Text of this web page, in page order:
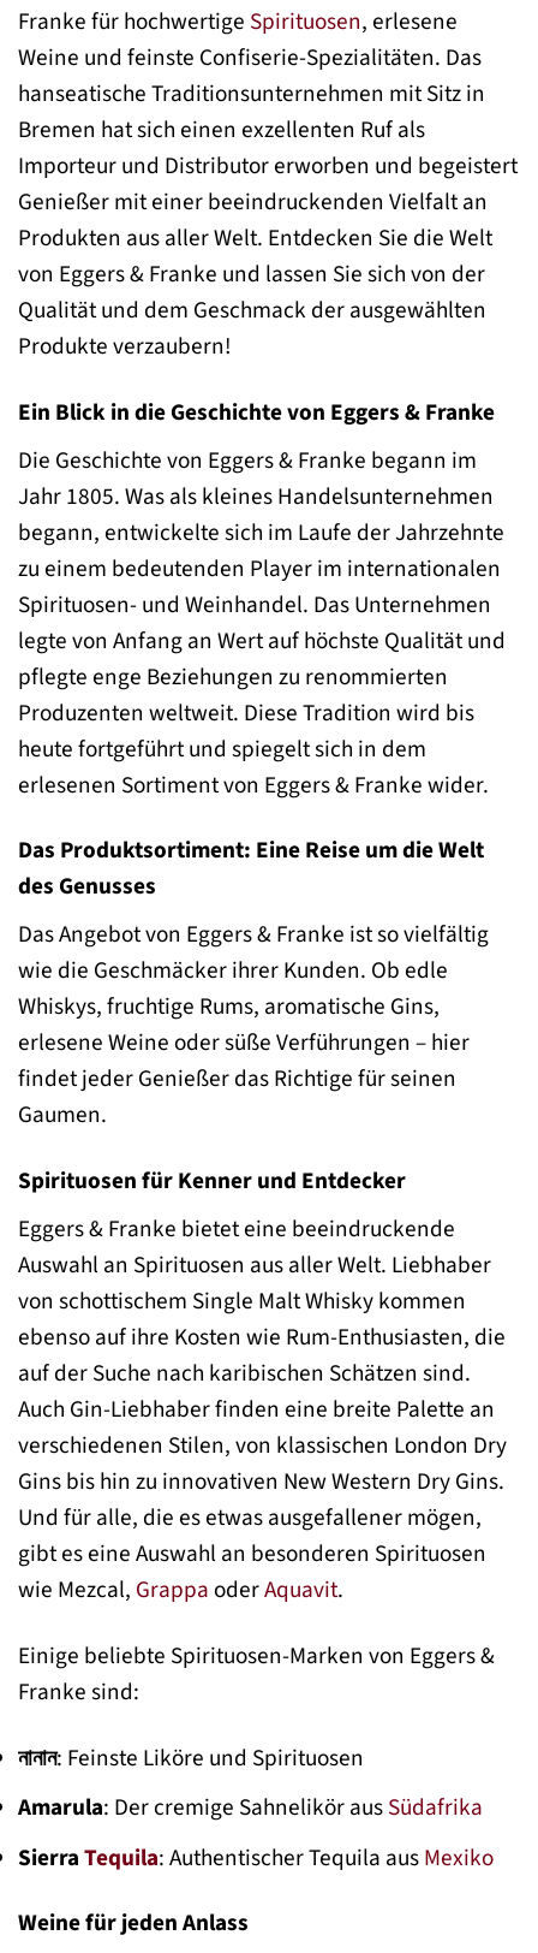
Franke für hochwertige Spirituosen, erlesene
Weine und feinste Confiserie-Spezialitäten. Das
hanseatische Traditionsunternehmen mit Sitz in
Bremen hat sich einen exzellenten Ruf als
Importeur und Distributor erworben und begeistert
Genießer mit einer beeindruckenden Vielfalt an
Produkten aus aller Welt. Entdecken Sie die Welt
von Eggers & Franke und lassen Sie sich von der
Qualität und dem Geschmack der ausgewählten
Produkte verzaubern!
Ein Blick in die Geschichte von Eggers & Franke
Die Geschichte von Eggers & Franke begann im
Jahr 1805. Was als kleines Handelsunternehmen
begann, entwickelte sich im Laufe der Jahrzehnte
zu einem bedeutenden Player im internationalen
Spirituosen- und Weinhandel. Das Unternehmen
legte von Anfang an Wert auf höchste Qualität und
pflegte enge Beziehungen zu renommierten
Produzenten weltweit. Diese Tradition wird bis
heute fortgeführt und spiegelt sich in dem
erlesenen Sortiment von Eggers & Franke wider.
Das Produktsortiment: Eine Reise um die Welt
des Genusses
Das Angebot von Eggers & Franke ist so vielfältig
wie die Geschmäcker ihrer Kunden. Ob edle
Whiskys, fruchtige Rums, aromatische Gins,
erlesene Weine oder süße Verführungen – hier
findet jeder Genießer das Richtige für seinen
Gaumen.
Spirituosen für Kenner und Entdecker
Eggers & Franke bietet eine beeindruckende
Auswahl an Spirituosen aus aller Welt. Liebhaber
von schottischem Single Malt Whisky kommen
ebenso auf ihre Kosten wie Rum-Enthusiasten, die
auf der Suche nach karibischen Schätzen sind.
Auch Gin-Liebhaber finden eine breite Palette an
verschiedenen Stilen, von klassischen London Dry
Gins bis hin zu innovativen New Western Dry Gins.
Und für alle, die es etwas ausgefallener mögen,
gibt es eine Auswahl an besonderen Spirituosen
wie Mezcal, GrappaoderAquavit.
Einige beliebte Spirituosen-Marken von Eggers &
Franke sind:
নানান: Feinste Liköre und Spirituosen
Amarula: Der cremige Sahnelikör ausSüdafrika
SierraTequila: Authentischer Tequila ausMexiko
Weine für jeden Anlass